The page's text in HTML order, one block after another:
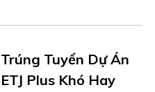
Trúng Tuyển Dự Án
ETJ Plus Khó Hay